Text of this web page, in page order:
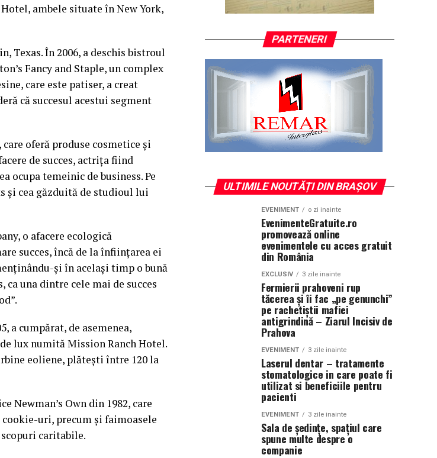
ambele situate în New York,
Texas. În 2006, a deschis bistroul
Fancy and Staple, un complex
care este patiser, a creat
că succesul acestui segment
oferă produse cosmetice şi
de succes, actriţa fiind
ocupa temeinic de business. Pe
şi cea găzduită de studioul lui
o afacere ecologică
succes, încă de la înfiinţarea ei
şi în acelaşi timp o bună
ca una dintre cele mai de succes
a cumpărat, de asemenea,
lux numită Mission Ranch Hotel.
eoliene, plăteşti între 120 la
Newman’s Own din 1982, care
uri, precum şi faimoasele
caritabile.
PARTENERI
ULTIMILE NOUTĂȚI DIN BRAȘOV
EVENIMENT o zi inainte
EvenimenteGratuite.ro
promovează online
evenimentele cu acces gratuit
din România
EXCLUSIV 3 zile inainte
Fermierii prahoveni rup
tăcerea și îi fac „pe genunchi”
pe rachetiștii mafiei
antigrindină – Ziarul Incisiv de
Prahova
EVENIMENT 3 zile inainte
Laserul dentar – tratamente
stomatologice in care poate fi
utilizat si beneficiile pentru
pacienti
EVENIMENT 3 zile inainte
Sala de ședințe, spațiul care
spune multe despre o
companie